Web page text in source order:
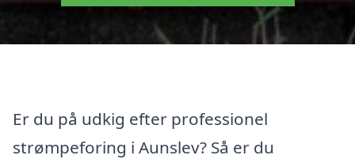
Er du på udkig efter professionel
strømpeforing i Aunslev? Så er du